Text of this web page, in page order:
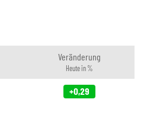
Veränderung
Heute in %
+0,29